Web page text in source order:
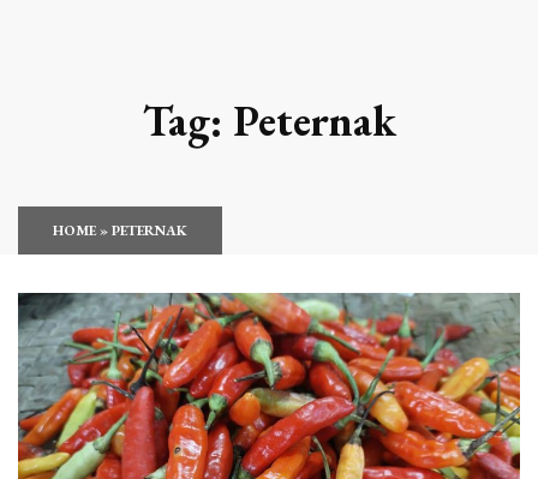
Tag: Peternak
HOME»PETERNAK